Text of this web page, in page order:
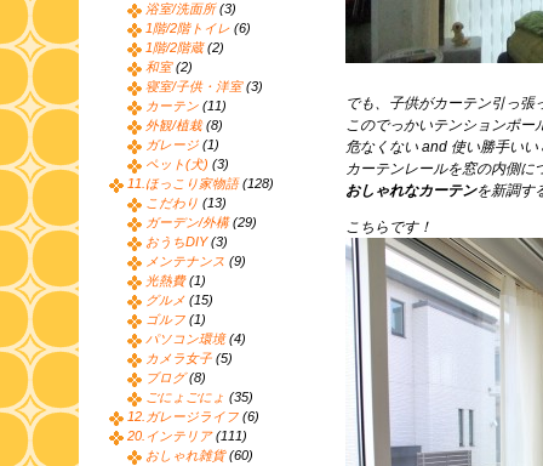
でも、子供がカーテン引っ張
このでっかいテンションポー
危なくない and 使い勝手い
カーテンレールを窓の内側に
おしゃれなカーテンを新調す
こちらです！
浴室/洗面所(3)
1階/2階トイレ (6)
1階/2階蔵(2)
和室(2)
寝室/子供・洋室(3)
カーテン (11)
外観/植栽(8)
ガレージ (1)
ペット(犬) (3)
11.ほっこり家物語(128)
こだわり (13)
ガーデン/外構(29)
おうちDIY(3)
メンテナンス (9)
光熱費(1)
グルメ (15)
ゴルフ (1)
パソコン環境(4)
カメラ女子 (5)
ブログ(8)
ごにょごにょ (35)
12.ガレージライフ (6)
20.インテリア(111)
おしゃれ雑貨(60)